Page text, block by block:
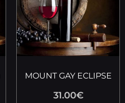
MOUNT GAY ECLIPSE
31.00€